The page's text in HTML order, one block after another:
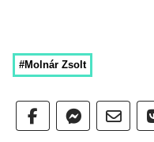
#Molnár Zsolt